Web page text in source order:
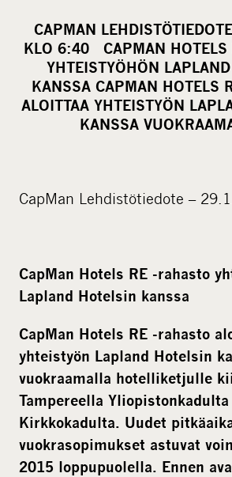
a
r
e
o
n
s
i
e
d
a
CAPMAN
KLO 6:40 CAPMAN HOTELS
YHTEISTYÖHÖN
KANSSA CAPMAN HOTELS
ALOITTAA YHTEISTYÖN
KANSSA
CapMan Lehdistötiedote –
CapMan Hotels RE -rahasto
Lapland Hotelsin kanssa
CapMan Hotels RE -rahasto
yhteistyön Lapland Hotelsin
vuokraamalla hotelliketjulle
Tampereella
Kirkkokadulta. Uudet
vuokrasopimukset astuvat
2015 loppupuolella. Ennen